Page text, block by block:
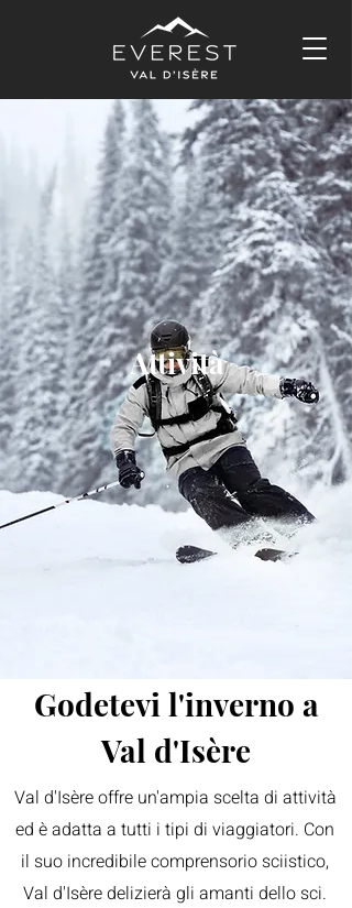
Attività
Godetevi l'inverno a
Val d'Isère
Val d'Isère offre un'ampia scelta di attività
ed è adatta a tutti i tipi di viaggiatori. Con
il suo incredibile comprensorio sciistico,
Val d'Isère delizierà gli amanti dello sci.